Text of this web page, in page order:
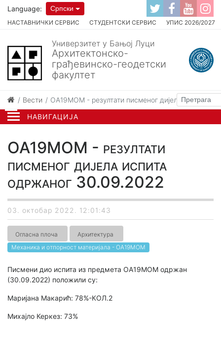
НАВИГАЦИЈА
НАСТАВНИЧКИ СЕРВИС СТУДЕНТСКИ СЕРВИС УПИС 2026/2027
Language: Српски
Универзитет у Бањој Луци
Архитектонско-
грађевинско-геодетски
факултет
Вести OA19MOM - резултати писменог дијела испита
OA19MOM - резултати
писменог дијела испита
одржаног 30.09.2022
03. октобар 2022. 12:01:43
Огласна плоча
Архитектура
Механика и отпорност материјала - ОА19МОМ
Писмени дио испита из предмета OA19MOM одржан
(30.09.2022) положили су:
Маријана Макарић: 78%-КОЛ.2
Михајло Керкез: 73%